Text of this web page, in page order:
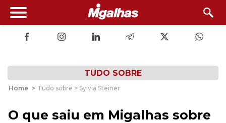
TUDO SOBRE
Home > Tudo sobre > Sylvia Steiner
O que saiu em Migalhas sobre